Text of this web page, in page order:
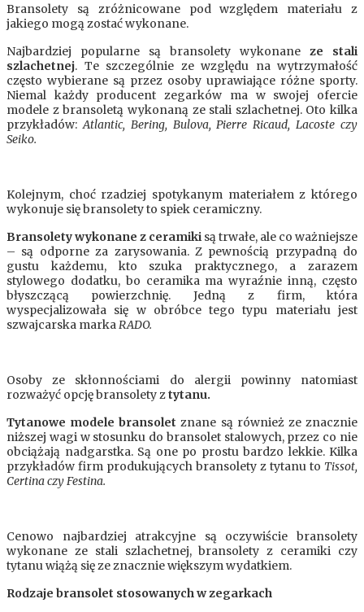
Bransolety są zróżnicowane pod względem materiału z
jakiego mogą zostać wykonane.
Najbardziej popularne są bransolety wykonane ze stali
szlachetnej. Te szczególnie ze względu na wytrzymałość
często wybierane są przez osoby uprawiające różne sporty.
Niemal każdy producent zegarków ma w swojej ofercie
modele z bransoletą wykonaną ze stali szlachetnej. Oto kilka
przykładów:Atlantic, Bering, Bulova, Pierre Ricaud, Lacoste czy
Seiko.
Kolejnym, choć rzadziej spotykanym materiałem z którego
wykonuje się bransolety to spiek ceramiczny.
Bransolety wykonane z ceramiki są trwałe, ale co ważniejsze
– są odporne za zarysowania. Z pewnością przypadną do
gustu każdemu, kto szuka praktycznego, a zarazem
stylowego dodatku, bo ceramika ma wyraźnie inną, często
błyszczącą powierzchnię. Jedną z firm, która
wyspecjalizowała się w obróbce tego typu materiału jest
szwajcarska markaRADO.
Osoby ze skłonnościami do alergii powinny natomiast
rozważyć opcję bransolety ztytanu.
Tytanowe modele bransolet znane są również ze znacznie
niższej wagi w stosunku do bransolet stalowych, przez co nie
obciążają nadgarstka. Są one po prostu bardzo lekkie. Kilka
przykładów firm produkujących bransolety z tytanu to Tissot,
Certina czy Festina.
Cenowo najbardziej atrakcyjne są oczywiście bransolety
wykonane ze stali szlachetnej, bransolety z ceramiki czy
tytanu wiążą się ze znacznie większym wydatkiem.
Rodzaje bransolet stosowanych w zegarkach